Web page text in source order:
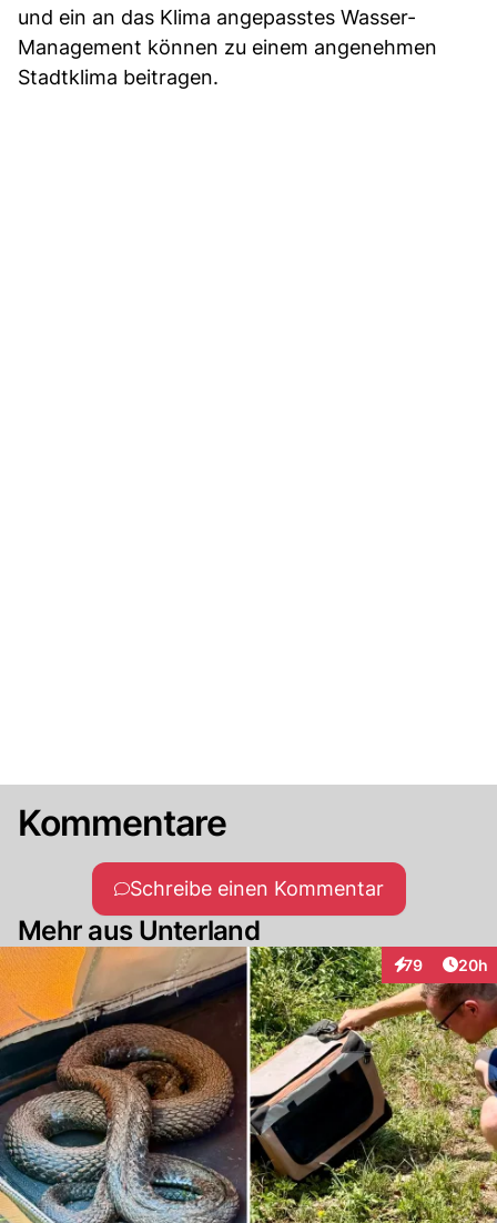
und ein an das Klima angepasstes Wasser-
Management können zu einem angenehmen
Stadtklima beitragen.
Kommentare
Schreibe einen Kommentar
Mehr aus Unterland
79
Interaktionen
20h